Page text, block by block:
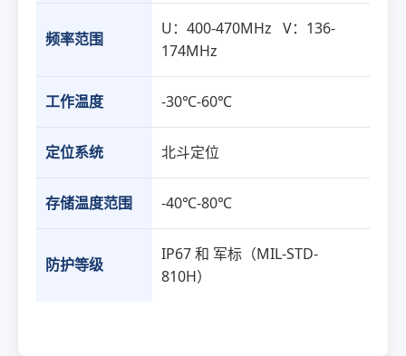
频率范围
U：400-470MHz V：136-
174MHz
工作温度 -30℃-60℃
定位系统 北斗定位
存储温度范围 -40℃-80℃
防护等级
IP67 和 军标（MIL-STD-
810H）